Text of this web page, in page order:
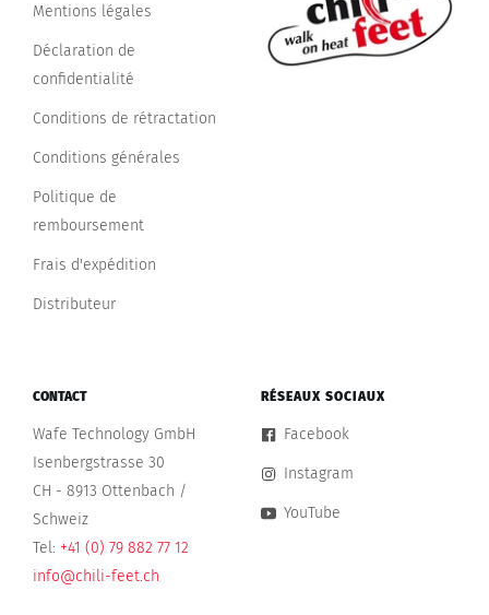
Mentions légales
Déclaration de
confidentialité
Conditions de rétractation
Conditions générales
Politique de
remboursement
Frais d'expédition
Distributeur
RÉSEAUX SOCIAUX
Facebook
Instagram
YouTube
CONTACT
Wafe Technology GmbH
Isenbergstrasse 30
CH - 8913 Ottenbach /
Schweiz
Tel: +41 (0) 79 882 77 12
info@chili-feet.ch